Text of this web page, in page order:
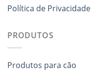
Política de Privacidade
PRODUTOS
Produtos para cão